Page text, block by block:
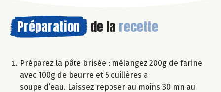
Préparation de la recette
Préparez la pâte brisée : mélangez 200g de farine
avec 100g de beurre et 5 cuillères a
soupe d’eau. Laissez reposer au moins 30 mn au